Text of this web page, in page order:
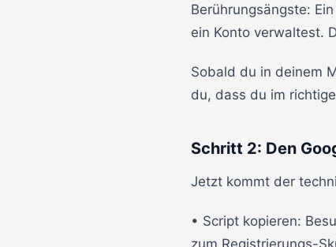
Berührungsängste:
ein Konto verwaltest.
Sobald du in deinem
du, dass du im
Schritt 2: Den
Jetzt kommt der
• Script kopieren: